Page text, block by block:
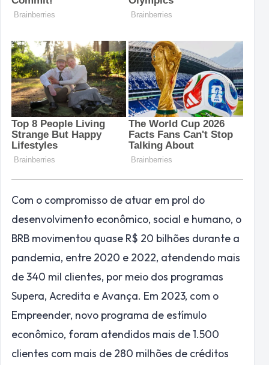
Com o compromisso de atuar em prol do
desenvolvimento econômico, social e humano, o
BRB movimentou quase R$ 20 bilhões durante a
pandemia, entre 2020 e 2022, atendendo mais
de 340 mil clientes, por meio dos programas
Supera, Acredita e Avança. Em 2023, com o
Empreender, novo programa de estímulo
econômico, foram atendidos mais de 1.500
clientes com mais de 280 milhões de créditos